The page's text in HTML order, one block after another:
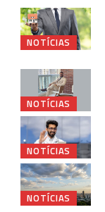
NOTÍCIAS
NOTÍCIAS
NOTÍCIAS
NOTÍCIAS